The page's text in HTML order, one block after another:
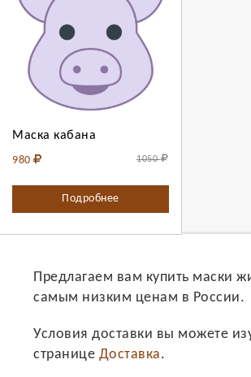
Маска кабана
980 1050
Подробнее
Выберите количество:
Продолжить
Предлагаем вам купить маски
самым низким ценам в России.
Условия доставки вы можете
странице Доставка.